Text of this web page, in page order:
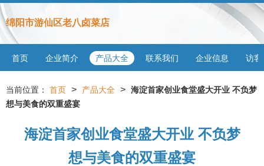
绵阳市游仙区老八卤菜店
首页 企业简介 产品大全 联系我们 企业信息 访客
当前位置： 首页 > 产品大全 > 海淀首家创业食堂盛大开业 不负梦
想与美食的双重盛宴
海淀首家创业食堂盛大开业 不负梦
想与美食的双重盛宴